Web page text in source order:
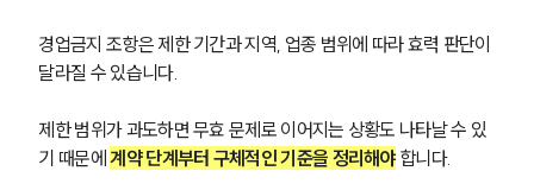
경업금지 조항은 제한 기간과 지역, 업종 범위에 따라 효력 판단이
달라질 수 있습니다.
제한 범위가 과도하면 무효 문제로 이어지는 상황도 나타날 수 있
기 때문에 계약 단계부터 구체적인 기준을 정리해야 합니다.